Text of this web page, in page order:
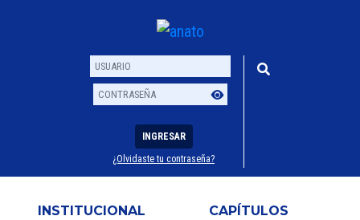
Usuario
Contraseña
INGRESAR
¿Olvidaste tu contraseña?
INSTITUCIONAL CAPÍTULOS